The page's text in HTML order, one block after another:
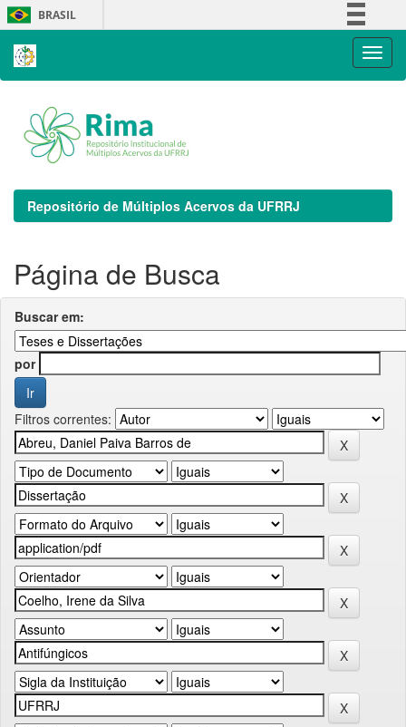
Skip
navigation
BRASIL
Repositório de Múltiplos Acervos da UFRRJ
Página de Busca
Buscar em:
por
Filtros correntes: